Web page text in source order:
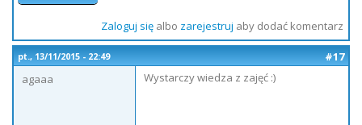
Zaloguj sięalbo zarejestruj aby dodać komentarz
pt., 13/11/2015 - 22:49
#17
agaaa
Wystarczy wiedza z zajęć :)